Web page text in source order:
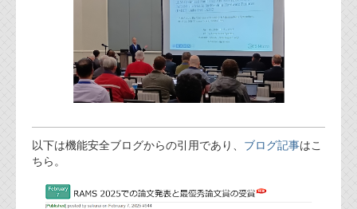
以下は機能安全ブログからの引用であり、 ブログ記事はこ
ちら。